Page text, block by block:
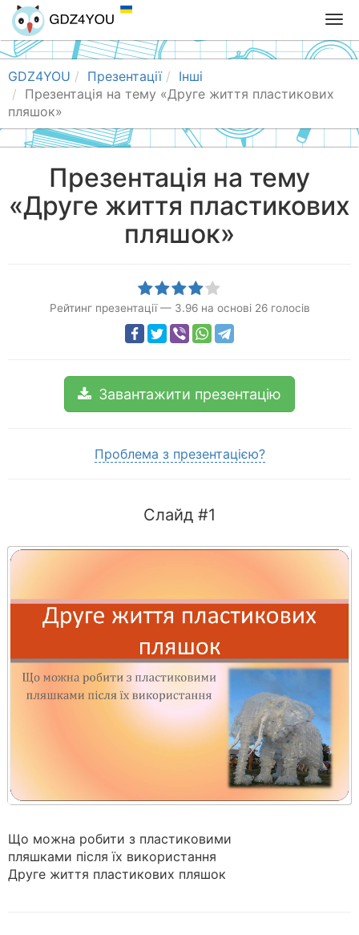
T
o
g
n
a
g
a
GDZ4YOU Презентації
Інші
Презентація на тему «Друге життя пластикових
пляшок»
Презентація на тему
«Друге життя пластикових
пляшок»
Рейтинг презентації — 3.96на основі 26голосів
Завантажити презентацію
Проблема з презентацією?
Слайд #1
Що можна робити з пластиковими
пляшками після їх використання
Друге життя пластикових пляшок